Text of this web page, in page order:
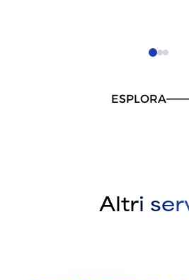
ESPLORA
Altri